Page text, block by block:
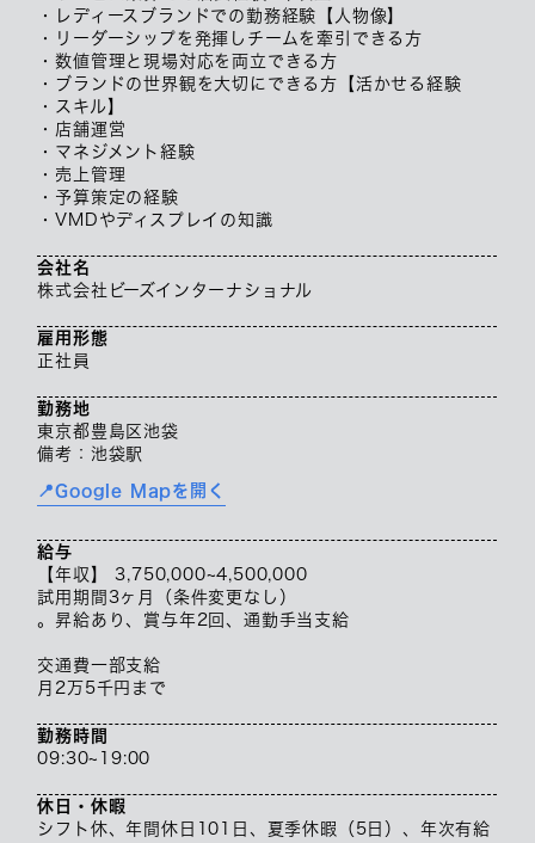
・レディースブランドでの勤務経験【人物像】
・リーダーシップを発揮しチームを牽引できる方
・数値管理と現場対応を両立できる方
・ブランドの世界観を大切にできる方【活かせる経験
・スキル】
・店舗運営
・マネジメント経験
・売上管理
・予算策定の経験
・VMDやディスプレイの知識
会社名
株式会社ビーズインターナショナル
雇用形態
正社員
勤務地
東京都豊島区池袋
備考：池袋駅
📍Google Mapを開く
給与
【年収】 3,750,000~4,500,000
試用期間3ヶ月（条件変更なし）
。昇給あり、賞与年2回、通勤手当支給
交通費一部支給
月2万5千円まで
勤務時間
09:30~19:00
休日・休暇
シフト休、年間休日101日、夏季休暇（5日）、年次有給